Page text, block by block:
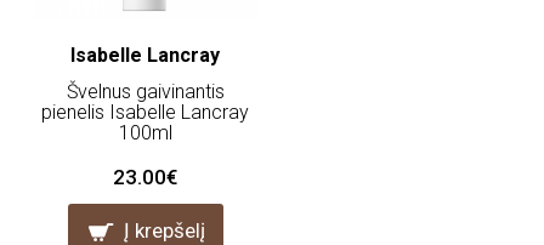
Isabelle Lancray
Švelnus gaivinantis
pienelis Isabelle Lancray
100ml
23.00€
Į krepšelį